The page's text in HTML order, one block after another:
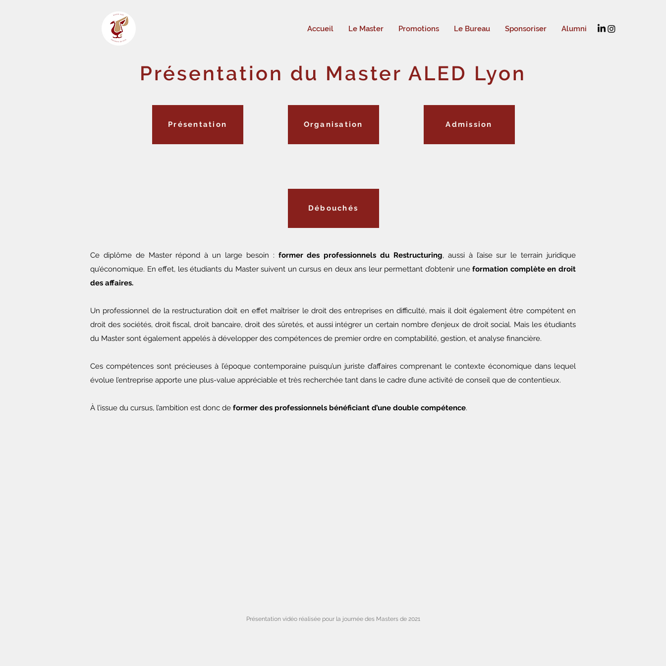
Accueil Le Master Promotions Le Bureau Sponsoriser Alumni
Présentation du Master ALED Lyon
Présentation Organisation Admission
Débouchés
Ce diplôme de Master répond à un large besoin : former des professionnels du Restructuring, aussi à l’aise sur le terrain juridique
qu’économique. En effet, les étudiants du Master suivent un cursus en deux ans leur permettant d’obtenir uneformation complète en droit
des affaires.
Un professionnel de la restructuration doit en effet maîtriser le droit des entreprises en difficulté, mais il doit également être compétent en
droit des sociétés, droit fiscal, droit bancaire, droit des sûretés, et aussi intégrer un certain nombre d’enjeux de droit social. Mais les étudiants
du Master sont également appelés à développer des compétences de premier ordre en comptabilité, gestion, et analyse financière.
Ces compétences sont précieuses à l’époque contemporaine puisqu’un juriste d’affaires comprenant le contexte économique dans lequel
évolue l’entreprise apporte une plus-value appréciable et très recherchée tant dans le cadre d’une activité de conseil que de contentieux.
À l’issue du cursus, l’ambition est donc de former des professionnels bénéficiant d’une double compétence.
Présentation vidéo réalisée pour la journée des Masters de 2021